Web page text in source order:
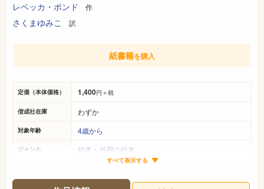
レベッカ・ボンド 作
さくまゆみこ 訳
定価（本体価格） 1,400円＋税
偕成社在庫 わずか
対象年齢 4歳から
ジャンル 絵本 > 外国の絵本
32ページ
すべて表示する
紙書籍を購入